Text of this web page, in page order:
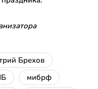
Брехов
мибрф